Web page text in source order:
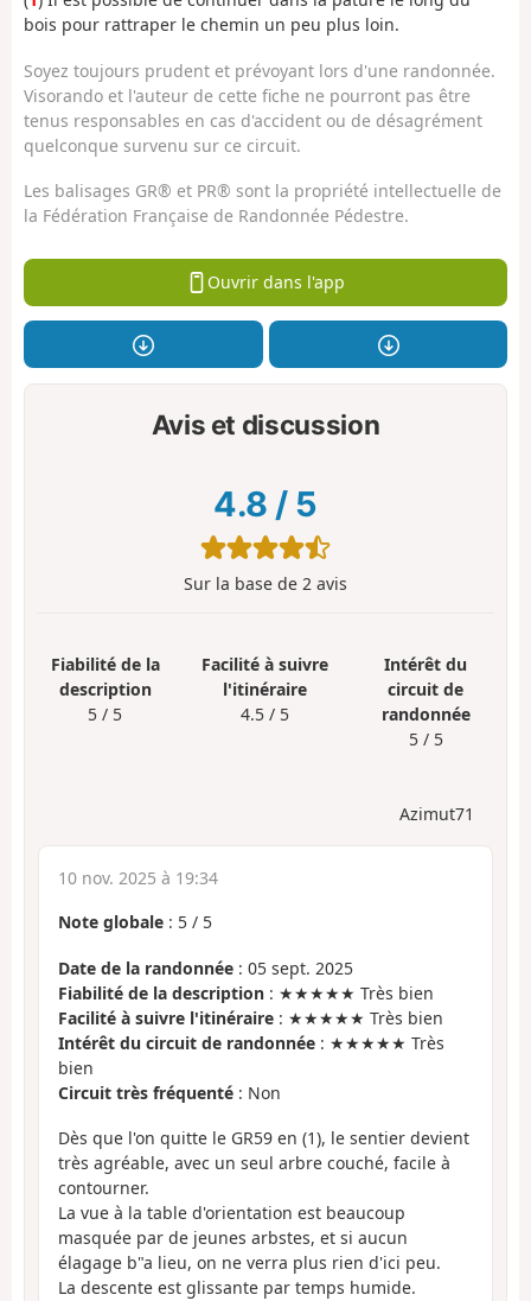
bois pour rattraper le chemin un peu plus loin.
Soyez toujours prudent et prévoyant lors d'une randonnée.
Visorando et l'auteur de cette fiche ne pourront pas être
tenus responsables en cas d'accident ou de désagrément
quelconque survenu sur ce circuit.
Les balisages GR® et PR® sont la propriété intellectuelle de
la Fédération Française de Randonnée Pédestre.
Ouvrir dans l'app
Avis et discussion
4.8 / 5
Sur la base de 2 avis
Fiabilité de la
description
5 / 5
Facilité à suivre
l'itinéraire
4.5 / 5
Intérêt du
circuit de
randonnée
5 / 5
Azimut71
10 nov. 2025 à 19:34
Note globale : 5 / 5
Date de la randonnée : 05 sept. 2025
Fiabilité de la description : ★★★★★ Très bien
Facilité à suivre l'itinéraire : ★★★★★ Très bien
Intérêt du circuit de randonnée : ★★★★★ Très
bien
Circuit très fréquenté : Non
Dès que l'on quitte le GR59 en (1), le sentier devient
très agréable, avec un seul arbre couché, facile à
contourner.
La vue à la table d'orientation est beaucoup
masquée par de jeunes arbstes, et si aucun
élagage b"a lieu, on ne verra plus rien d'ici peu.
La descente est glissante par temps humide.